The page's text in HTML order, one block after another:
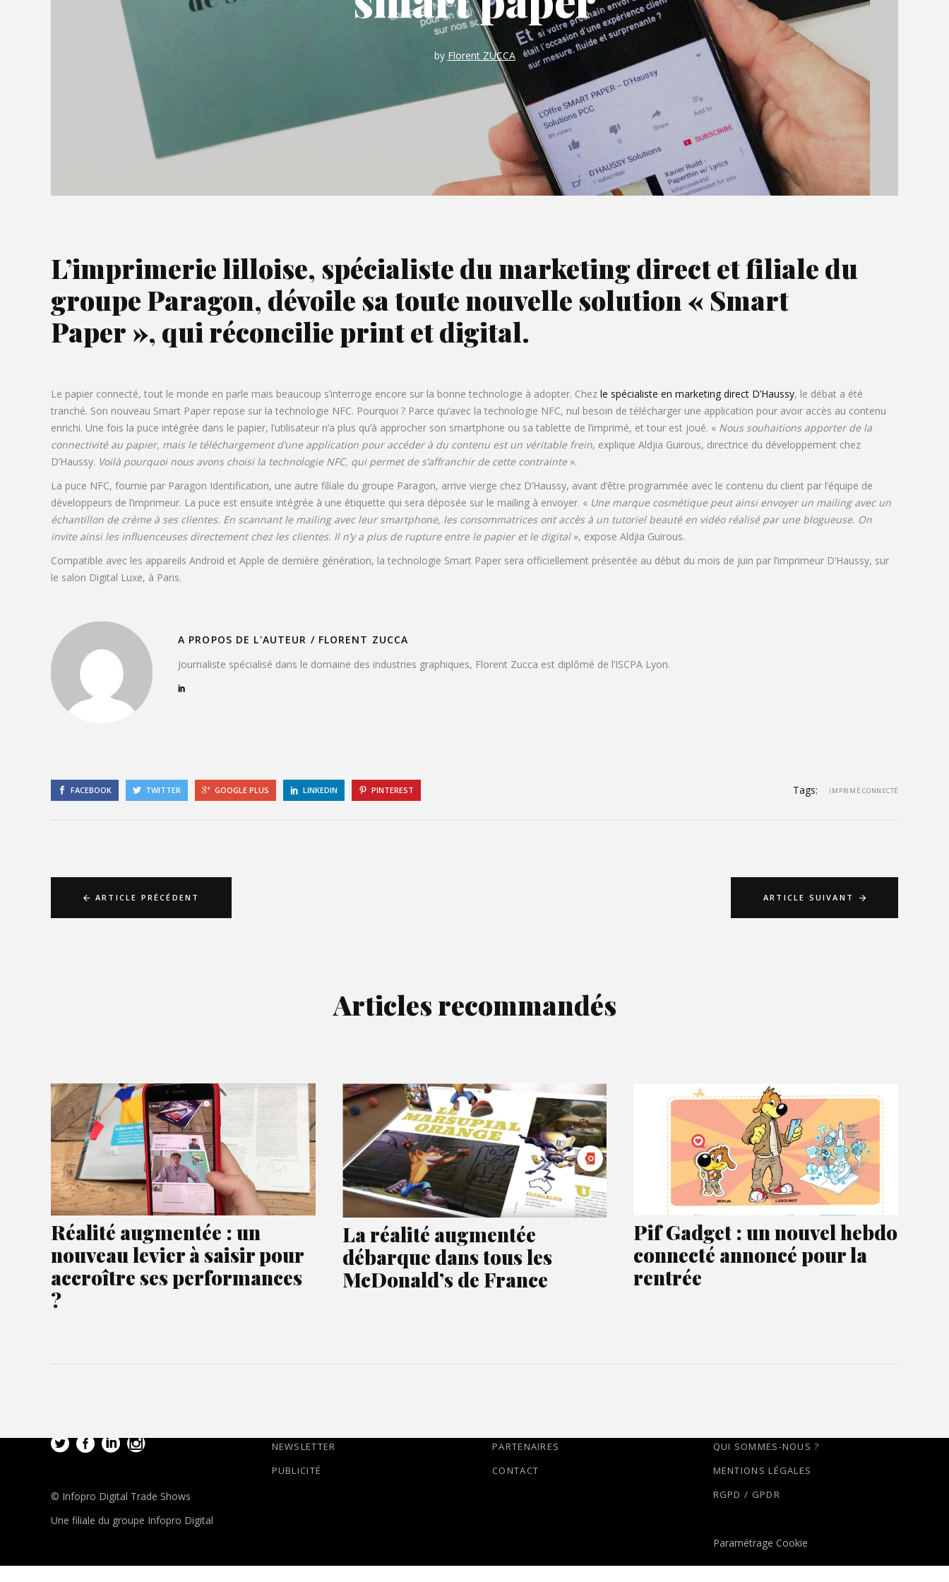
by Florent ZUCCA
L’imprimerie lilloise, spécialiste du marketing direct et filiale du
groupe Paragon, dévoile sa toute nouvelle solution « Smart
Paper », qui réconcilie print et digital.
Le papier connecté, tout le monde en parle mais beaucoup s’interroge encore sur la bonne technologie à adopter. Chez le spécialiste en marketing direct D’Haussy, le débat a été
tranché. Son nouveau Smart Paper repose sur la technologie NFC. Pourquoi ? Parce qu’avec la technologie NFC, nul besoin de télécharger une application pour avoir accès au contenu
enrichi. Une fois la puce intégrée dans le papier, l’utilisateur n’a plus qu’à approcher son smartphone ou sa tablette de l’imprimé, et tour est joué. « Nous souhaitions apporter de la
connectivité au papier, mais le téléchargement d’une application pour accéder à du contenu est un véritable frein, explique Aldjia Guirous, directrice du développement chez
D’Haussy. Voilà pourquoi nous avons choisi la technologie NFC, qui permet de s’affranchir de cette contrainte ».
La puce NFC, fournie par Paragon Identification, une autre filiale du groupe Paragon, arrive vierge chez D’Haussy, avant d’être programmée avec le contenu du client par l’équipe de
développeurs de l’imprimeur. La puce est ensuite intégrée à une étiquette qui sera déposée sur le mailing à envoyer. « Une marque cosmétique peut ainsi envoyer un mailing avec un
échantillon de crème à ses clientes. En scannant le mailing avec leur smartphone, les consommatrices ont accès à un tutoriel beauté en vidéo réalisé par une blogueuse. On
invite ainsi les influenceuses directement chez les clientes. Il n’y a plus de rupture entre le papier et le digital », expose Aldjia Guirous.
Compatible avec les appareils Android et Apple de dernière génération, la technologie Smart Paper sera officiellement présentée au début du mois de juin par l’imprimeur D’Haussy, sur
le salon Digital Luxe, à Paris.
A PROPOS DE L'AUTEUR / FLORENT ZUCCA
Journaliste spécialisé dans le domaine des industries graphiques, Florent Zucca est diplômé de l’ISCPA Lyon.
FACEBOOK TWITTER GOOGLE PLUS LINKEDIN PINTEREST Tags: IMPRIMÉ CONNECTÉ
ARTICLE PRÉCÉDENT ARTICLE SUIVANT
Articles recommandés
Réalité augmentée : un
nouveau levier à saisir pour
accroître ses performances
?
La réalité augmentée
débarque dans tous les
McDonald’s de France
Pif Gadget : un nouvel hebdo
connecté annoncé pour la
rentrée
© Infopro Digital Trade Shows
Une filiale du groupe Infopro Digital
NEWSLETTER
PUBLICITÉ
PARTENAIRES
CONTACT
QUI SOMMES-NOUS ?
MENTIONS LÉGALES
RGPD / GPDR
Paramétrage Cookie